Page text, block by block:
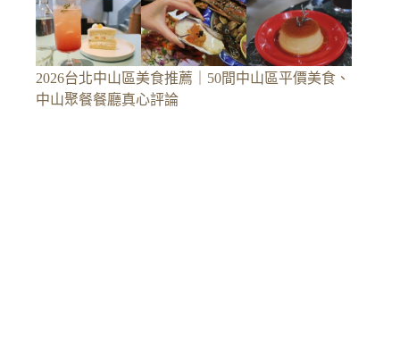
2026台北中山區美食推薦｜50間中山區平價美食、
中山聚餐餐廳真心評論